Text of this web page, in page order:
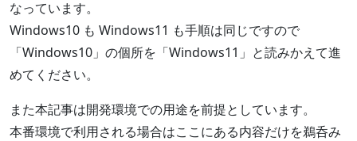
なっています。
Windows10 も Windows11 も手順は同じですので
「Windows10」の個所を「Windows11」と読みかえて進
めてください。
また本記事は開発環境での用途を前提としています。
本番環境で利用される場合はここにある内容だけを鵜呑み